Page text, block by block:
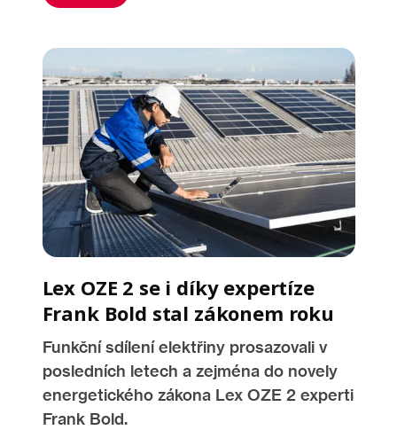
Lex OZE 2 se i díky expertíze
Frank Bold stal zákonem roku
Funkční sdílení elektřiny prosazovali v
posledních letech a zejména do novely
energetického zákona Lex OZE 2 experti
Frank Bold.